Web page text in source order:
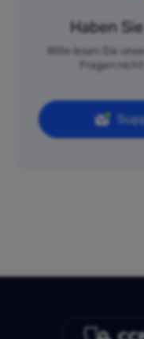
Haben
Bitte lesen Sie
Fragen